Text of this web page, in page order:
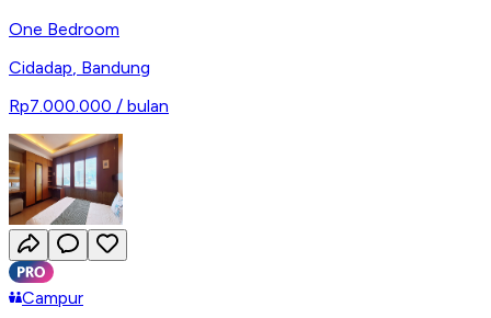
One Bedroom
Cidadap, Bandung
Rp7.000.000 / bulan
Campur